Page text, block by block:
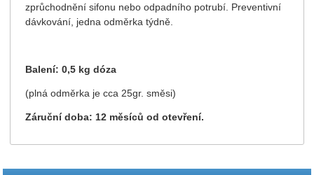
zprůchodnění sifonu nebo odpadního potrubí. Preventivní
dávkování, jedna odměrka týdně.
Balení: 0,5 kg dóza
(plná odměrka je cca 25gr. směsi)
Záruční doba: 12 měsíců od otevření.